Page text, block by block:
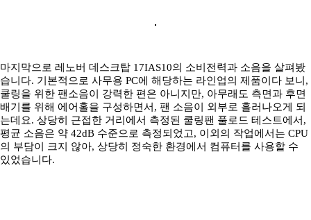
마지막으로 레노버 데스크탑 17IAS10의 소비전력과 소음을 살펴봤
습니다. 기본적으로 사무용 PC에 해당하는 라인업의 제품이다 보니,
쿨링을 위한 팬소음이 강력한 편은 아니지만, 아무래도 측면과 후면
배기를 위해 에어홀을 구성하면서, 팬 소음이 외부로 흘러나오게 되
는데요. 상당히 근접한 거리에서 측정된 쿨링팬 풀로드 테스트에서,
평균 소음은 약 42dB 수준으로 측정되었고, 이외의 작업에서는 CPU
의 부담이 크지 않아, 상당히 정숙한 환경에서 컴퓨터를 사용할 수
있었습니다.